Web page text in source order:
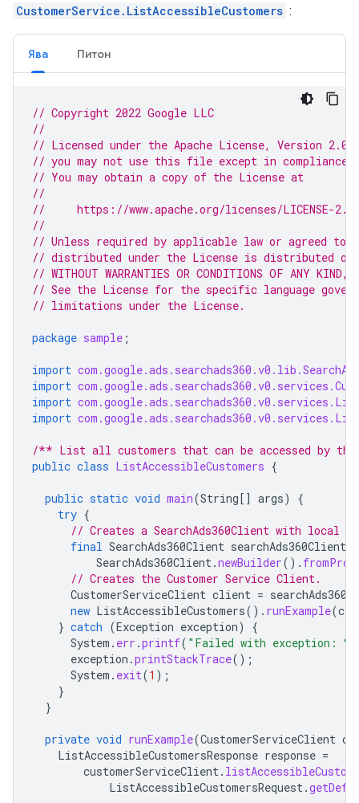
CustomerService.ListAccessibleCustomers :
Ява Питон
// Copyright 2022 Google LLC
//
// Licensed under the Apache License, Version
// you may not use this file except in compliance
// You may obtain a copy of the License at
//
//     https://www.apache.org/licenses/LICENSE-2.0
//
// Unless required by applicable law or agreed to
// distributed under the License is distributed on
// WITHOUT WARRANTIES OR CONDITIONS OF ANY
// See the License for the specific language
// limitations under the License.
package sample ;
import
import
import
import
/** List all customers that can be accessed by
public class ListAccessibleCustomers {
public static void main(String[] args)
{
try {
// Creates a SearchAds360Client with local
final SearchAds360Client searchAds360Client
SearchAds360Client.newBuilder().
// Creates the Customer Service Client.
CustomerServiceClient client =
new ListAccessibleCustomers(). runExample(
} catch (Exception exception)
{
System . err .printf( "Failed with exception:
exception .printStackTrace();
System . exit(1 );
}
}
private void runExample(CustomerServiceClient
ListAccessibleCustomersResponse response =
customerServiceClient.
ListAccessibleCustomersRequest.